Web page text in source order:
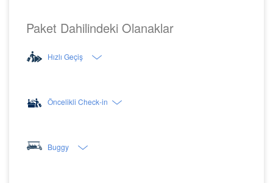
Paket Dahilindeki Olanaklar
Hızlı Geçiş
Öncelikli Check-in
Buggy